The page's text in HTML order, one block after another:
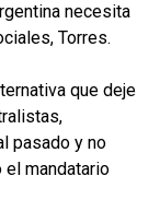
necesita
Torres.
que deje
pasado y no
el mandatario